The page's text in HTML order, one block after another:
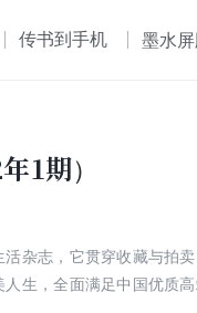
传书到手机 墨水
1期）
杂志，它贯穿收藏与拍
生，全面满足中国优质